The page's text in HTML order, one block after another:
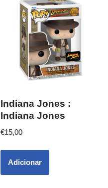
Indiana Jones :
Indiana Jones
€15,00
Adicionar